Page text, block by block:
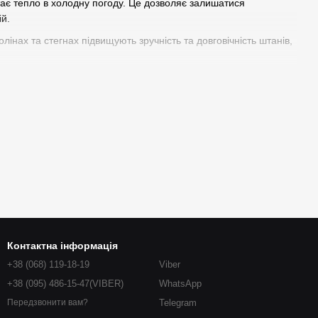
тепло в холодну погоду. Це дозволяє залишатися
та стегнах підвищують зручність та довговічність штанів,
Контактна інформація
+38 (068) 119-18-19
+38 (095) 486-15-47(VIBER)
Передзвонити вам?
Viber
WhatsApp
Telegram